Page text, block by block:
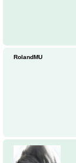
RolandMU